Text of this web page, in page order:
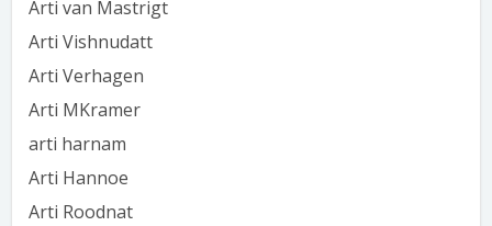
Arti van Mastrigt
Arti Vishnudatt
Arti Verhagen
Arti MKramer
arti harnam
Arti Hannoe
Arti Roodnat